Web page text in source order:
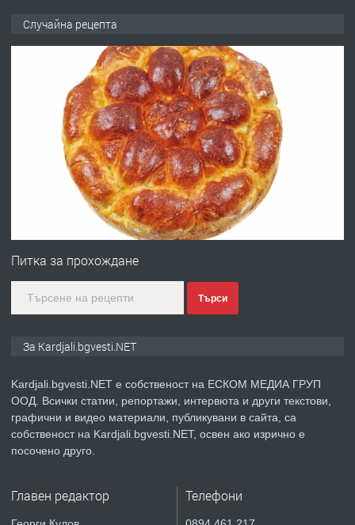
преди 6 месеца
Заведение /ресторант, бистро/ в с.
Чакаларово, община Кирково
преди 7 месеца
Гараж под наем в супер център
Кърджали
ПРЕДЛАГА
№3972 Парцел в регулация на брега
село Гняздово.
преди 1 година
ПРЕДЛАГА
Курс
„Електротехник”/”Електромонтьор”
Случайна рецепта
Питка за прохождане
Търси
За Kardjali.bgvesti.NET
Kardjali.bgvesti.NET е собственост на ЕСКОМ МЕДИА ГРУП
ООД. Всички статии, репортажи, интервюта и други текстови,
графични и видео материали, публикувани в сайта, са
собственост на Kardjali.bgvesti.NET, освен ако изрично е
посочено друго.
Главен редактор Телефони